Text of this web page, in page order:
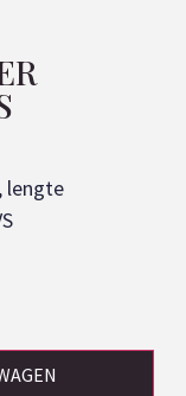
lengte